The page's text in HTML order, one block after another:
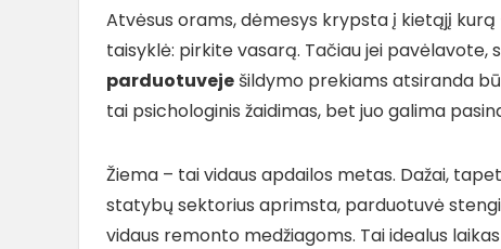
Atvėsus orams, dėmesys krypsta į kietąjį
taisyklė: pirkite vasarą. Tačiau jei pavėlavote,
parduotuveje šildymo prekiams atsiranda
tai psichologinis žaidimas, bet juo galima
Žiema – tai vidaus apdailos metas. Dažai,
statybų sektorius aprimsta, parduotuvė
vidaus remonto medžiagoms. Tai idealus